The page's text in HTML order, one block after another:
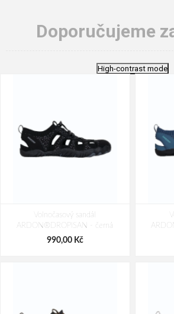
Doporučujeme
High-contrast mode
Volnočasový sandál
ARDON®DROPISAN - černá
990,00 Kč